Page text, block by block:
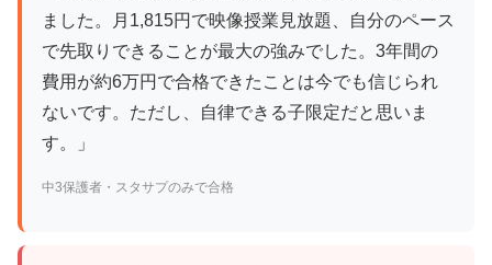
ました。月1,815円で映像授業見放題、自分のペース
で先取りできることが最大の強みでした。3年間の
費用が約6万円で合格できたことは今でも信じられ
ないです。ただし、自律できる子限定だと思いま
す。」
中3保護者・スタサプのみで合格